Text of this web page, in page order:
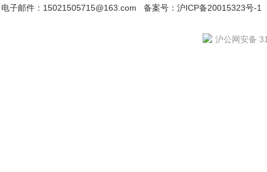
电子邮件：15021505715@163.com 备案号：沪ICP备20015323号-1
沪公网安备